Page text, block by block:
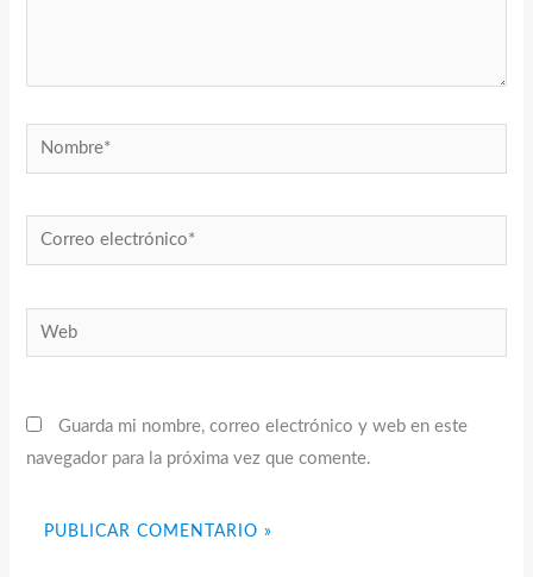
Nombre*
Correo
electrónico*
Web
Guarda mi nombre, correo electrónico y web en este
navegador para la próxima vez que comente.